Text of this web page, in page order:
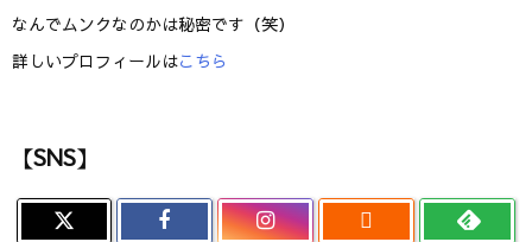
なんでムンクなのかは秘密です（笑）
詳しいプロフィールはこちら
【SNS】
